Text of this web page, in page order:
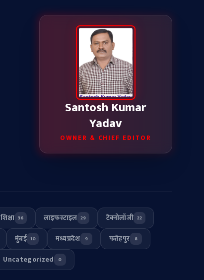
Santosh Kumar
Yadav
OWNER & CHIEF EDITOR
शिक्षा 36 लाइफस्टाइल 29 टेक्नोलॉजी 22
मुंबई 10 मध्यप्रदेश 9 फतेहपुर 8
Uncategorized 0